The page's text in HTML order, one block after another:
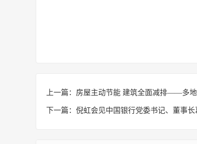
上一篇： 房屋主动节能 建筑全面减排——多
下一篇： 倪虹会见中国银行党委书记、董事